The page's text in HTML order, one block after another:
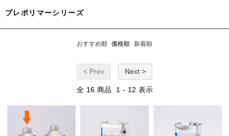
プレポリマーシリーズ
おすすめ順 価格順 新着順
< Prev Next >
全 16 商品 1 - 12 表示